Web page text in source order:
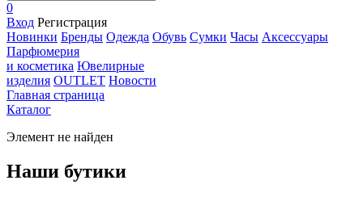
0
Вход Регистрация
Новинки Бренды Одежда Обувь Сумки Часы Аксессуары
Парфюмерия
и косметика Ювелирные
изделия OUTLET Новости
Главная страница
Каталог
Элемент не найден
Наши бутики